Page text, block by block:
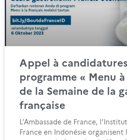
Appel à
programme « Menu
de la Semaine de la
française
L’Ambassade de France,
France en Indonésie organisent